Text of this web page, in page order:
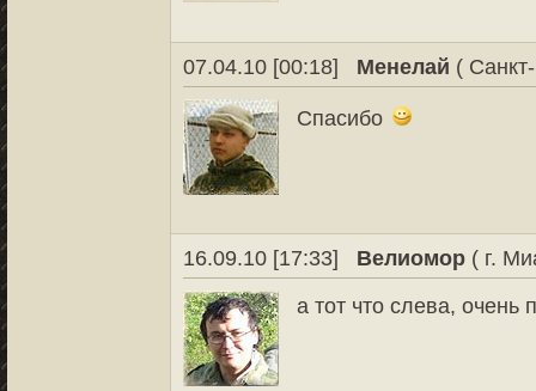
07.04.10 [00:18] Менелай (
Спасибо
16.09.10 [17:33] Велиомор ( г.
а тот что слева, очень